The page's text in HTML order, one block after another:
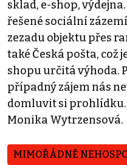
sklad, e-shop,
řešené sociální
zezadu objektu přes
také Česká pošta, což
shopu určitá výhoda.
případný zájem nás
domluvit si prohlídku.
Monika Wytrzensová.
MIMOŘÁDNĚ